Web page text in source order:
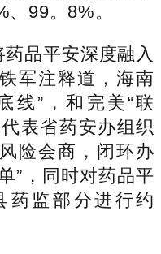
99。8%。
品平安深度融入
军注释道，海南
线”，和完美“联
表省药安办组织
险会商，闭环办
”，同时对药品平
药监部分进行约